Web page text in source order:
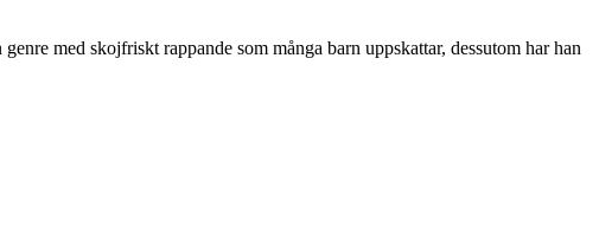
med skojfriskt rappande som många barn uppskattar, dessutom har han